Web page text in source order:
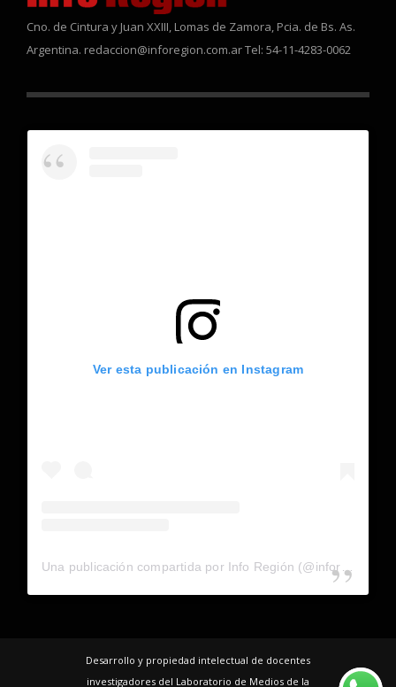
Cno. de Cintura y Juan XXIII, Lomas de Zamora, Pcia. de Bs. As.
Argentina. redaccion@inforegion.com.ar Tel: 54-11-4283-0062
Ver esta publicación en Instagram
Desarrollo y propiedad intelectual de docentes
investigadores del Laboratorio de Medios de la